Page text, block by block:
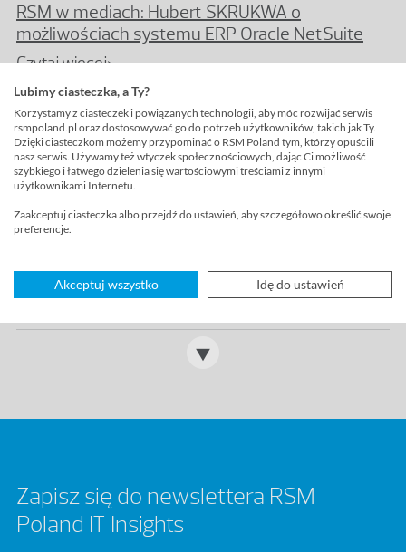
RSM w mediach: Hubert SKRUKWA o
możliwościach systemu ERP Oracle NetSuite
Czytaj więcej>
RSM Poland Partnerem konferencji Infoshare
2026
Czytaj więcej>
Lokalizacyjnego 2025.5
Czytaj więcej>
Zapisz się do newslettera RSM
Poland IT Insights
Lubimy ciasteczka, a Ty?
Korzystamy z ciasteczek i powiązanych technologii, aby móc rozwijać serwis
rsmpoland.pl oraz dostosowywać go do potrzeb użytkowników, takich jak Ty.
Dzięki ciasteczkom możemy przypominać o RSM Poland tym, którzy opuścili
nasz serwis. Używamy też wtyczek społecznościowych, dając Ci możliwość
szybkiego i łatwego dzielenia się wartościowymi treściami z innymi
użytkownikami Internetu.
Zaakceptuj ciasteczka albo przejdź do ustawień, aby szczegółowo określić swoje
preferencje.
Akceptuj wszystko Idę do ustawień